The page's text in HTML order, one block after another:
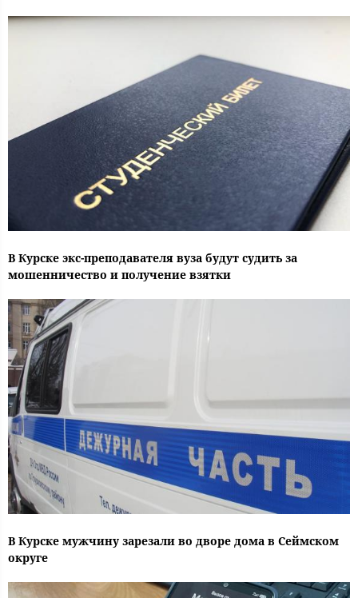
В Курске экс-преподавателя вуза будут судить за
мошенничество и получение взятки
В Курске мужчину зарезали во дворе дома в Сеймском
округе